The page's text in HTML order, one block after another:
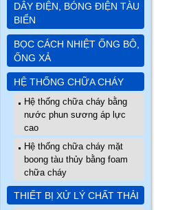
DÂY ĐIỆN, BÓNG ĐIỆN TÀU
BIỂN
BỌC CÁCH NHIỆT ỐNG BÔ,
ỐNG XẢ
HỆ THỐNG CHỮA CHÁY
Hệ thống chữa cháy bằng
nước phun sương áp lực
cao
Hệ thống chữa cháy mặt
boong tàu thủy bằng foam
chữa cháy
THIẾT BỊ XỬ LÝ CHẤT THẢI